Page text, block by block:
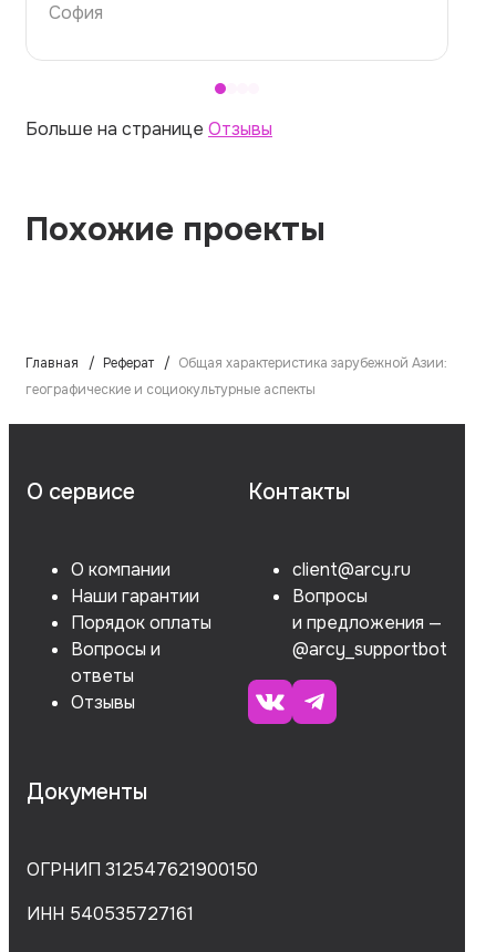
София
Больше на странице Отзывы
Похожие проекты
Главная Реферат
Общая характеристика зарубежной Азии:
географические и социокультурные аспекты
О сервисе
О компании
Наши гарантии
Порядок оплаты
Вопросы и
ответы
Отзывы
Контакты
client@arcy.ru
Вопросы
и предложения —
@arcy_supportbot
Документы
ОГРНИП 312547621900150
ИНН 540535727161